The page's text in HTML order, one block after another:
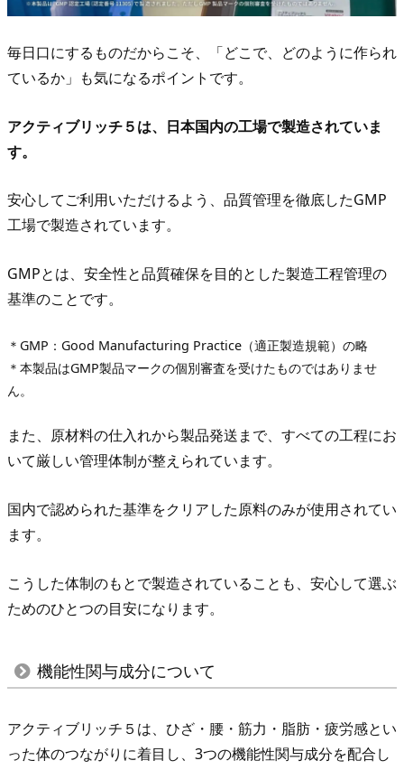
管
に
つ
て
能
性
分
に
て
5.
サ
軟
骨
来
プ
毎日口にするものだからこそ、「どこで、どのように作られ
ているか」も気になるポイントです。
アクティブリッチ５は、日本国内の工場で製造されていま
す。
安心してご利用いただけるよう、品質管理を徹底したGMP
工場で製造されています。
GMPとは、安全性と品質確保を目的とした製造工程管理の
基準のことです。
＊GMP：Good Manufacturing Practice（適正製造規範）の略
＊本製品はGMP製品マークの個別審査を受けたものではありませ
ん。
また、原材料の仕入れから製品発送まで、すべての工程にお
いて厳しい管理体制が整えられています。
国内で認められた基準をクリアした原料のみが使用されてい
ます。
こうした体制のもとで製造されていることも、安心して選ぶ
ためのひとつの目安になります。
機能性関与成分について
アクティブリッチ５は、ひざ・腰・筋力・脂肪・疲労感とい
った体のつながりに着目し、3つの機能性関与成分を配合し